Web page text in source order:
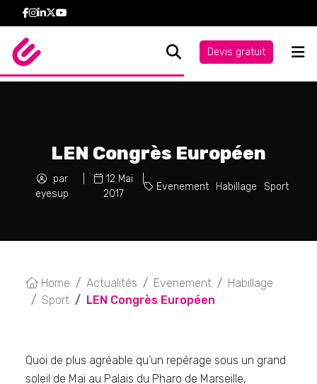
Devis gratuit
LEN Congrès Européen
par
eyesup
12 Mai
2017
Evenement Habillage Sport
Home Actualités Evenement
Habillage
Sport
LEN Congrès Européen
Quoi de plus agréable qu’un repérage sous un grand
soleil de Mai au Palais du Pharo de Marseille,